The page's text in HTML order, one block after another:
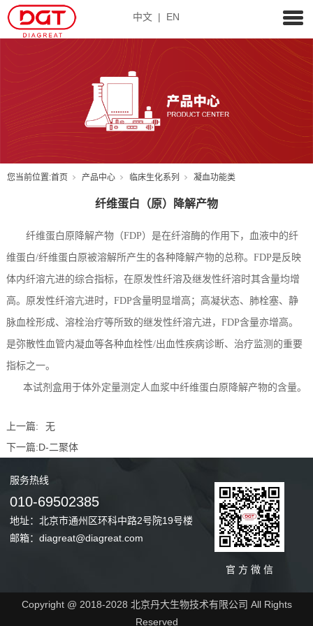
中文 | EN
您当前位置:首页 产品中心 临床生化系列 凝血功能类
纤维蛋白（原）降解产物
纤维蛋白原降解产物（FDP）是在纤溶酶的作用下，血液中的纤
维蛋白/纤维蛋白原被溶解所产生的各种降解产物的总称。FDP是反映
体内纤溶亢进的综合指标，在原发性纤溶及继发性纤溶时其含量均增
高。原发性纤溶亢进时，FDP含量明显增高；高凝状态、肺栓塞、静
脉血栓形成、溶栓治疗等所致的继发性纤溶亢进，FDP含量亦增高。
是弥散性血管内凝血等各种血栓性/出血性疾病诊断、治疗监测的重要
指标之一。
本试剂盒用于体外定量测定人血浆中纤维蛋白原降解产物的含量。
上一篇:
无
下一篇:D-二聚体
服务热线
010-69502385
地址：北京市通州区环科中路2号院19号楼
邮箱：diagreat@diagreat.com
官 方 微 信
Copyright @ 2018-2028 北京丹大生物技术有限公司 All Rights
Reserved